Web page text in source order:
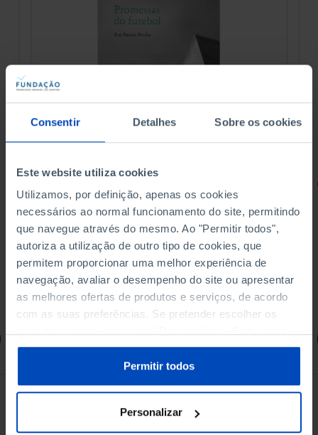
Consentir Detalhes Sobre os cookies
Este website utiliza cookies
Utilizamos, por definição, apenas os cookies
necessários ao normal funcionamento do site, permitindo
que navegue através do mesmo. Ao "Permitir todos",
autoriza a utilização de outro tipo de cookies, que
permitem proporcionar uma melhor experiência de
navegação, avaliar o desempenho do site ou apresentar
as melhores ofertas de produtos e serviços, de acordo
com as suas preferências. Se pretender escolher os
sobre cookies através da gestão de preferências ou da
Política de Cookies.
Permitir todos
Personalizar
Promessas do Futebol
4,50 € 5,00 € -10%
Comprar
Ver todos